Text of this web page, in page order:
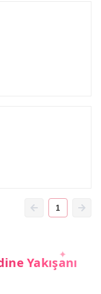
1
Yakışanı